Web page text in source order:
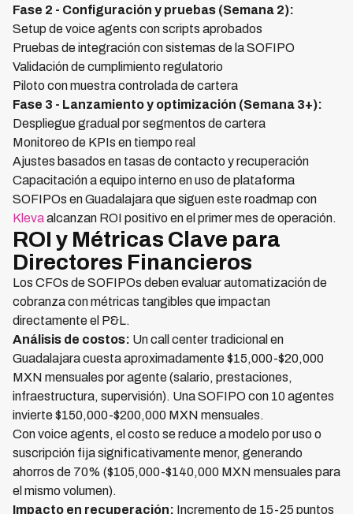
Fase 2 - Configuración y pruebas (Semana 2):
Setup de voice agents con scripts aprobados
Pruebas de integración con sistemas de la SOFIPO
Validación de cumplimiento regulatorio
Piloto con muestra controlada de cartera
Fase 3 - Lanzamiento y optimización (Semana 3+):
Despliegue gradual por segmentos de cartera
Monitoreo de KPIs en tiempo real
Ajustes basados en tasas de contacto y recuperación
Capacitación a equipo interno en uso de plataforma
SOFIPOs en Guadalajara que siguen este roadmap con
Klevaalcanzan ROI positivo en el primer mes de operación.
ROI y Métricas Clave para
Directores Financieros
Los CFOs de SOFIPOs deben evaluar automatización de
cobranza con métricas tangibles que impactan
directamente el P&L.
Análisis de costos: Un call center tradicional en
Guadalajara cuesta aproximadamente $15,000-$20,000
MXN mensuales por agente (salario, prestaciones,
infraestructura, supervisión). Una SOFIPO con 10 agentes
invierte $150,000-$200,000 MXN mensuales.
Con voice agents, el costo se reduce a modelo por uso o
suscripción fija significativamente menor, generando
ahorros de 70% ($105,000-$140,000 MXN mensuales para
el mismo volumen).
Impacto en recuperación: Incremento de 15-25 puntos